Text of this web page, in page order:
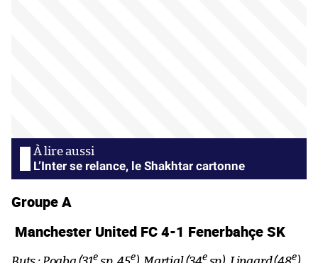
L’Inter se relance, le Shakhtar cartonne
Groupe A
Manchester United FC 4-1 Fenerbahçe SK
e e e e